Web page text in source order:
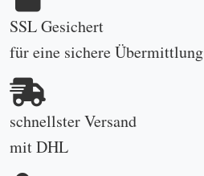
SSL Gesichert
für eine sichere Übermittlung
schnellster Versand
mit DHL